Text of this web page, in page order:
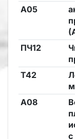
А05
ПЧ12
Т42
А08